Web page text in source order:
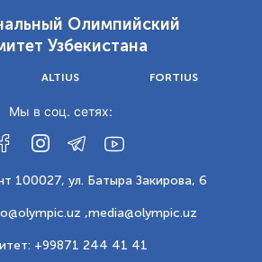
Олимпийский
Узбекистана
ALTIUS FORTIUS
Мы в соц. сетях:
100027, ул. Батыра Закирова, 6
,media@olympic.uz
+99871 244 41 41